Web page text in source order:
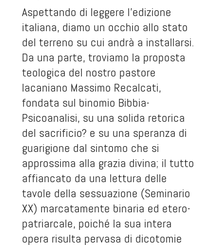
Aspettando di leggere l’edizione
italiana, diamo un occhio allo stato
del terreno su cui andrà a installarsi.
Da una parte, troviamo la proposta
teologica del nostro pastore
lacaniano Massimo Recalcati,
fondata sul binomio Bibbia-
Psicoanalisi, su una solida retorica
del sacrificio? e su una speranza di
guarigione dal sintomo che si
approssima alla grazia divina; il tutto
affiancato da una lettura delle
tavole della sessuazione (Seminario
XX) marcatamente binaria ed etero-
patriarcale, poiché la sua intera
opera risulta pervasa di dicotomie